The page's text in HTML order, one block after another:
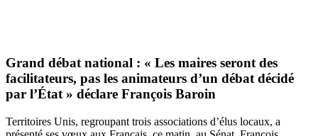
Grand débat national : « Les maires seront des
facilitateurs, pas les animateurs d’un débat décidé
par l’État » déclare François Baroin
Territoires Unis, regroupant trois associations d’élus locaux, a